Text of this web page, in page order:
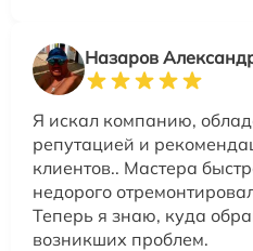
Назаров
Я искал компанию,
репутацией и
клиентов.. Мастера
недорого
Теперь я знаю, куда
возникших проблем.